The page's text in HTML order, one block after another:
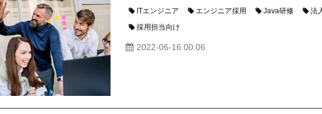
ITエンジニア エンジニア採用 Java研修 法
採用担当向け
2022-06-16 00:06